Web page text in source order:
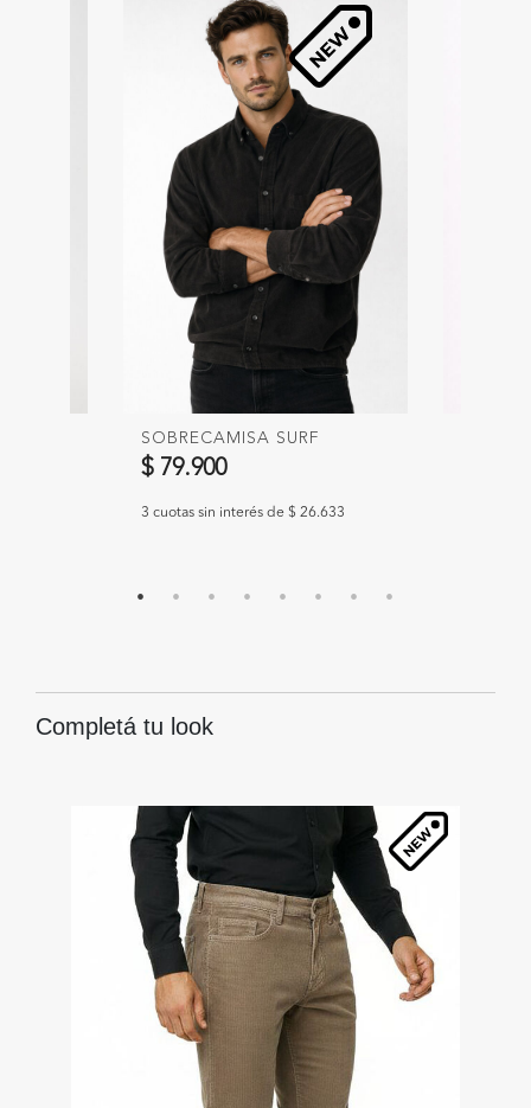
SOBRECAMISA SURF
$ 79.900
3 cuotas sin interés de $ 26.633
Completá tu look